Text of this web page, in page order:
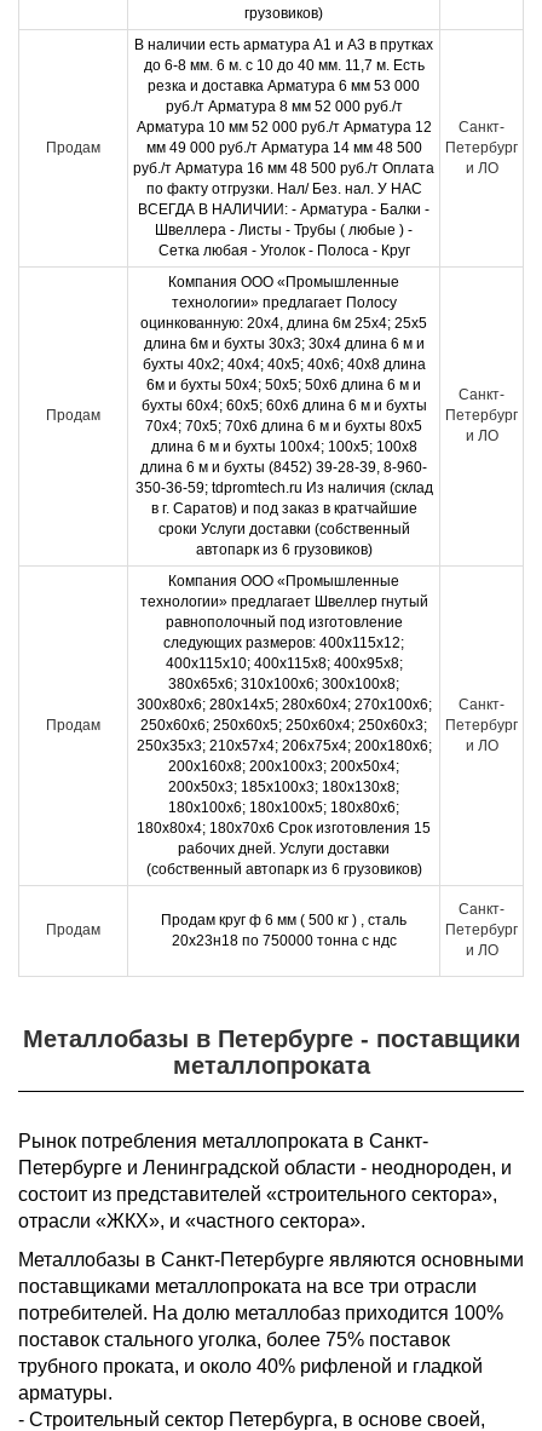
грузовиков)
Продам
В наличии есть арматура А1 и А3 в прутках
до 6-8 мм. 6 м. с 10 до 40 мм. 11,7 м. Есть
резка и доставка Арматура 6 мм 53 000
руб./т Арматура 8 мм 52 000 руб./т
Арматура 10 мм 52 000 руб./т Арматура 12
мм 49 000 руб./т Арматура 14 мм 48 500
руб./т Арматура 16 мм 48 500 руб./т Оплата
по факту отгрузки. Нал/ Без. нал. У НАС
ВСЕГДА В НАЛИЧИИ: - Арматура - Балки -
Швеллера - Листы - Трубы ( любые ) -
Сетка любая - Уголок - Полоса - Круг
Санкт-
Петербург
и ЛО
Продам
Компания ООО «Промышленные
технологии» предлагает Полосу
оцинкованную: 20х4, длина 6м 25х4; 25х5
длина 6м и бухты 30х3; 30х4 длина 6 м и
бухты 40х2; 40х4; 40х5; 40х6; 40х8 длина
6м и бухты 50х4; 50х5; 50х6 длина 6 м и
бухты 60х4; 60х5; 60х6 длина 6 м и бухты
70х4; 70х5; 70х6 длина 6 м и бухты 80х5
длина 6 м и бухты 100х4; 100х5; 100х8
длина 6 м и бухты (8452) 39-28-39, 8-960-
350-36-59; tdpromtech.ru Из наличия (склад
в г. Саратов) и под заказ в кратчайшие
сроки Услуги доставки (собственный
автопарк из 6 грузовиков)
Санкт-
Петербург
и ЛО
Продам
Компания ООО «Промышленные
технологии» предлагает Швеллер гнутый
равнополочный под изготовление
следующих размеров: 400х115х12;
400х115х10; 400х115х8; 400х95х8;
380х65х6; 310х100х6; 300х100х8;
300х80х6; 280х14х5; 280х60х4; 270х100х6;
250х60х6; 250х60х5; 250х60х4; 250х60х3;
250х35х3; 210х57х4; 206х75х4; 200х180х6;
200х160х8; 200х100х3; 200х50х4;
200х50х3; 185х100х3; 180х130х8;
180х100х6; 180х100х5; 180х80х6;
180х80х4; 180х70х6 Срок изготовления 15
рабочих дней. Услуги доставки
(собственный автопарк из 6 грузовиков)
Санкт-
Петербург
и ЛО
Продам
Продам круг ф 6 мм ( 500 кг ) , сталь
20х23н18 по 750000 тонна с ндс
Санкт-
Петербург
и ЛО
Металлобазы в Петербурге - поставщики
металлопроката
Рынок потребления металлопроката в Санкт-
Петербурге и Ленинградской области - неоднороден, и
состоит из представителей «строительного сектора»,
отрасли «ЖКХ», и «частного сектора».
Металлобазы в Санкт-Петербурге являются основными
поставщиками металлопроката на все три отрасли
потребителей. На долю металлобаз приходится 100%
поставок стального уголка, более 75% поставок
трубного проката, и около 40% рифленой и гладкой
арматуры.
- Строительный сектор Петербурга, в основе своей,